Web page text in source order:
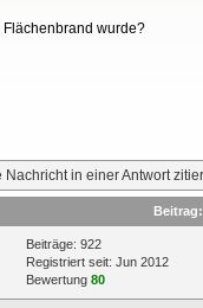
wurde?
Beitrag:
Beiträge: 922
Registriert seit: Jun 2012
Bewertung 80